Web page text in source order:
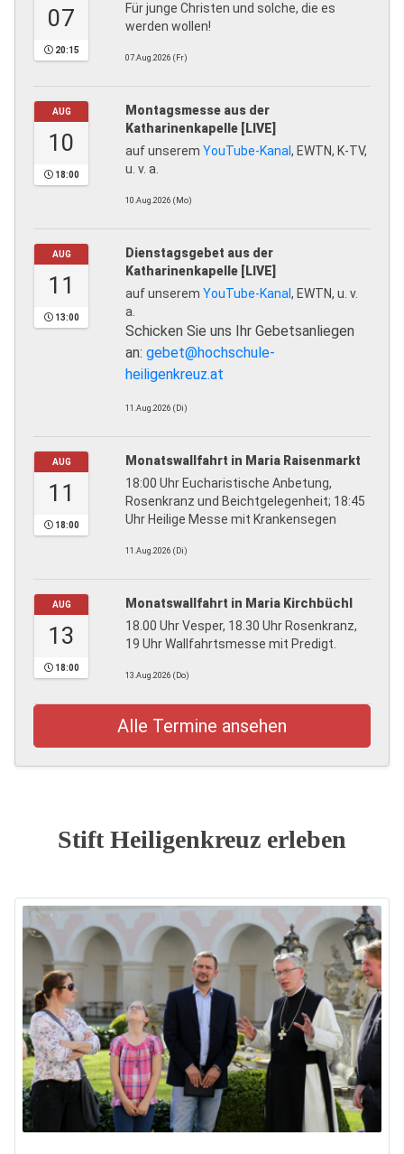
07
20:15
Für junge Christen und solche, die es
werden wollen!
07.Aug.2026 (Fr)
AUG
10
18:00
Montagsmesse aus der
Katharinenkapelle [LIVE]
auf unserem YouTube-Kanal, EWTN, K-TV,
u. v. a.
10.Aug.2026 (Mo)
AUG
11
13:00
Dienstagsgebet aus der
Katharinenkapelle [LIVE]
auf unserem YouTube-Kanal, EWTN, u. v.
a.
Schicken Sie uns Ihr Gebetsanliegen
an: gebet@hochschule-
heiligenkreuz.at
11.Aug.2026 (Di)
AUG
11
18:00
Monatswallfahrt in Maria Raisenmarkt
18:00 Uhr Eucharistische Anbetung,
Rosenkranz und Beichtgelegenheit; 18:45
Uhr Heilige Messe mit Krankensegen
11.Aug.2026 (Di)
AUG
13
18:00
Monatswallfahrt in Maria Kirchbüchl
18.00 Uhr Vesper, 18.30 Uhr Rosenkranz,
19 Uhr Wallfahrtsmesse mit Predigt.
13.Aug.2026 (Do)
Alle Termine ansehen
Stift Heiligenkreuz erleben